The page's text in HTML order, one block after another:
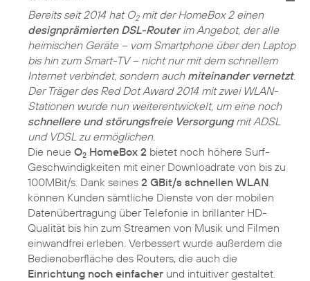
Bereits seit 2014 hat O2mit der HomeBox 2 einen
designprämierten DSL-Routerim Angebot, der alle
heimischen Geräte – vom Smartphone über den Laptop
bis hin zum Smart-TV – nicht nur mit dem schnellem
Internet verbindet, sondern auch miteinander vernetzt.
Der Träger des Red Dot Award 2014 mit zwei WLAN-
Stationen wurde nun weiterentwickelt, um eine noch
schnellere und störungsfreie Versorgungmit ADSL
und VDSL zu ermöglichen.
Die neue O2 HomeBox 2 bietet noch höhere Surf-
Geschwindigkeiten mit einer Downloadrate von bis zu
100MBit/s. Dank seines 2 GBit/s schnellen WLAN
können Kunden sämtliche Dienste von der mobilen
Datenübertragung über Telefonie in brillanter HD-
Qualität bis hin zum Streamen von Musik und Filmen
einwandfrei erleben. Verbessert wurde außerdem die
Bedienoberfläche des Routers, die auch die
Einrichtung noch einfacher und intuitiver gestaltet.